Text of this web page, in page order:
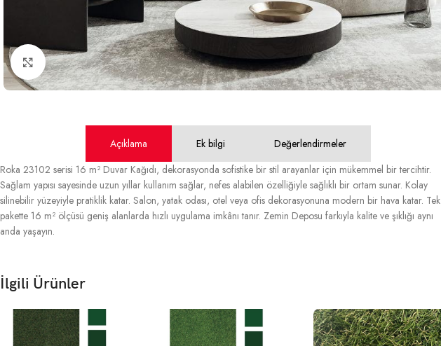
Büyütmek için tıklayın
Açıklama Ek bilgi
Değerlendirmeler
Roka 23102 serisi 16 m² Duvar Kağıdı, dekorasyonda sofistike bir stil arayanlar için mükemmel bir tercihtir.
Sağlam yapısı sayesinde uzun yıllar kullanım sağlar, nefes alabilen özelliğiyle sağlıklı bir ortam sunar. Kolay
silinebilir yüzeyiyle pratiklik katar. Salon, yatak odası, otel veya ofis dekorasyonuna modern bir hava katar. Tek
pakette 16 m² ölçüsü geniş alanlarda hızlı uygulama imkânı tanır. Zemin Deposu farkıyla kalite ve şıklığı aynı
anda yaşayın.
İlgili Ürünler